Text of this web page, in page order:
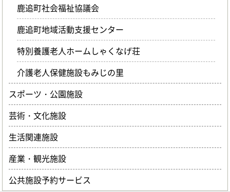
鹿追町社会福祉協議会
鹿追町地域活動支援センター
特別養護老人ホームしゃくなげ荘
介護老人保健施設もみじの里
スポーツ・公園施設
芸術・文化施設
生活関連施設
産業・観光施設
公共施設予約サービス